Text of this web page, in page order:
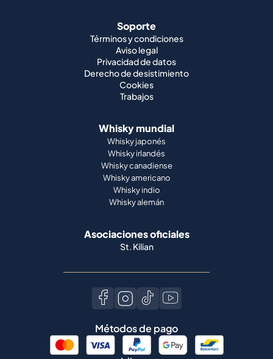
Soporte
Términos y condiciones
Aviso legal
Privacidad de datos
Derecho de desistimiento
Cookies
Trabajos
Whisky mundial
Whisky japonés
Whisky irlandés
Whisky canadiense
Whisky americano
Whisky indio
Whisky alemán
Asociaciones oficiales
St. Kilian
Métodos de pago